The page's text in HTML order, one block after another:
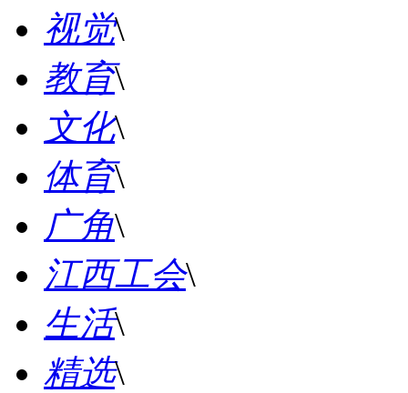
视觉\
教育\
文化\
体育\
广角\
江西工会\
生活\
精选\